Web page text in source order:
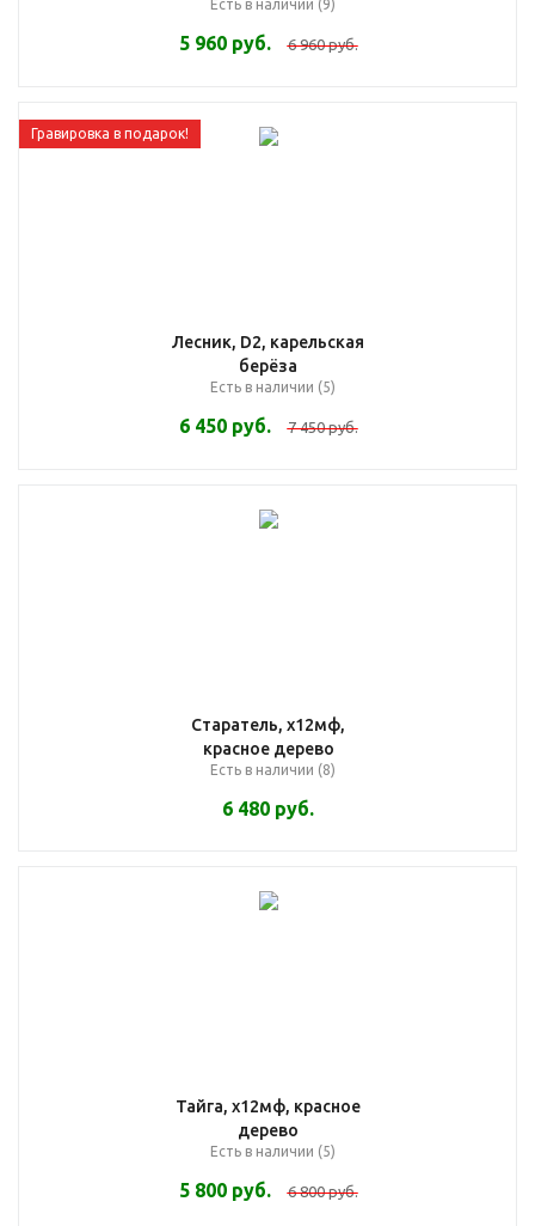
Есть в наличии (9)
5 960руб. 6 960руб.
Гравировка в подарок!
Лесник, D2, карельская
берёза
Есть в наличии (5)
6 450руб. 7 450руб.
Старатель, х12мф,
красное дерево
Есть в наличии (8)
6 480 руб.
Тайга, х12мф, красное
дерево
Есть в наличии (5)
5 800руб. 6 800руб.